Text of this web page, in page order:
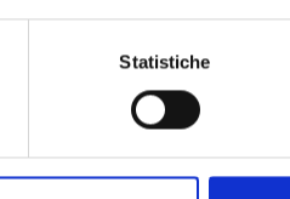
Statistiche